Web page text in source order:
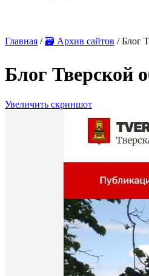
Главная / 🗃 Архив сайтов / Блог
Блог Тверской
Увеличить скриншот